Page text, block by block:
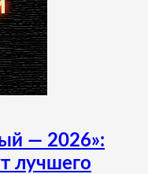
— 2026»:
лучшего